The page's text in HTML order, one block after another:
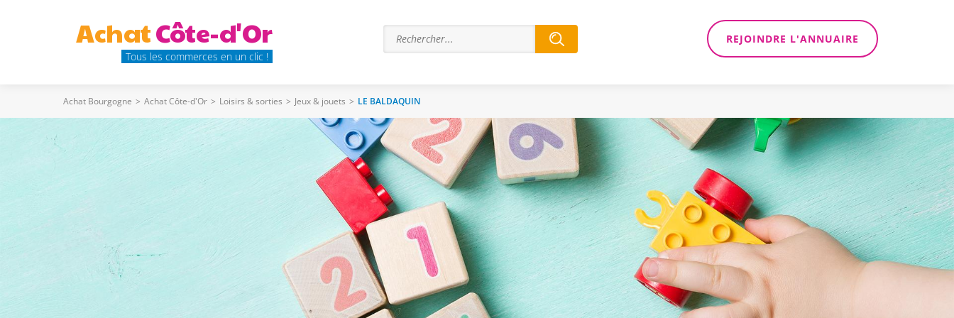
AchatCôte-d'Or
Tous les commerces en un clic !
REJOINDRE L'ANNUAIRE
Achat Bourgogne > Achat Côte-d'Or > Loisirs & sorties > Jeux & jouets > LE BALDAQUIN